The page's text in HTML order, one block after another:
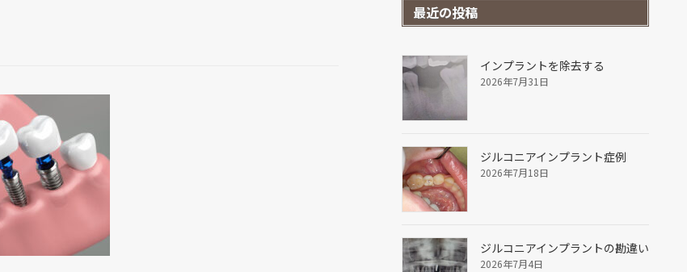
最近の投稿
インプラントを除去する
2026年7月31日
ジルコニアインプラント症例
2026年7月18日
ジルコニアインプラントの勘違い
2026年7月4日